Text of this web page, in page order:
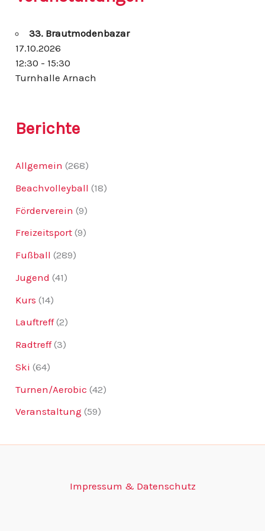
a
c
h
33. Brautmodenbazar
17.10.2026
12:30 - 15:30
Turnhalle Arnach
Berichte
Allgemein (268)
Beachvolleyball (18)
Förderverein (9)
Freizeitsport (9)
Fußball (289)
Jugend (41)
Kurs (14)
Lauftreff(2)
Radtreff(3)
Ski (64)
Turnen/Aerobic (42)
Veranstaltung (59)
Impressum & Datenschutz